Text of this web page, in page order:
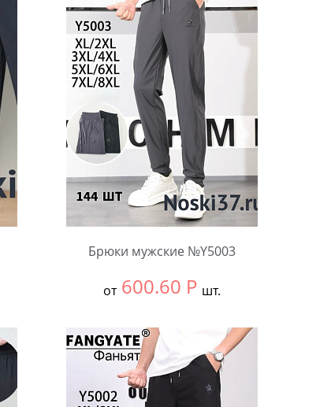
Брюки мужские №Y5003
от 600.60 Р шт.
В упаковке:
Количество: